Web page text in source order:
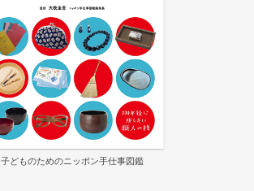
子どものためのニッポン手仕事図鑑